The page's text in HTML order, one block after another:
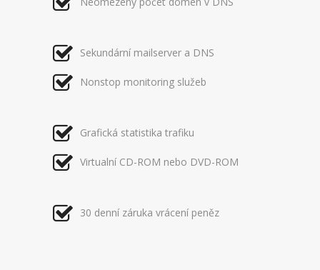
Sekundární mailserver a DNS
Nonstop monitoring služeb
Grafická statistika trafiku
Virtualní CD-ROM nebo DVD-ROM
30 denní záruka vrácení peněz